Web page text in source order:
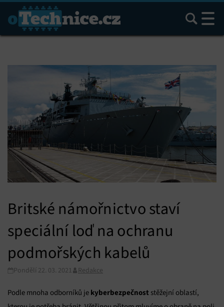
Hledat
Britské námořnictvo staví
speciální loď na ochranu
podmořských kabelů
Pondělí 22. 03. 2021 Redakce
Podle mnoha odborníků je kyberbezpečnost stěžejní oblastí,